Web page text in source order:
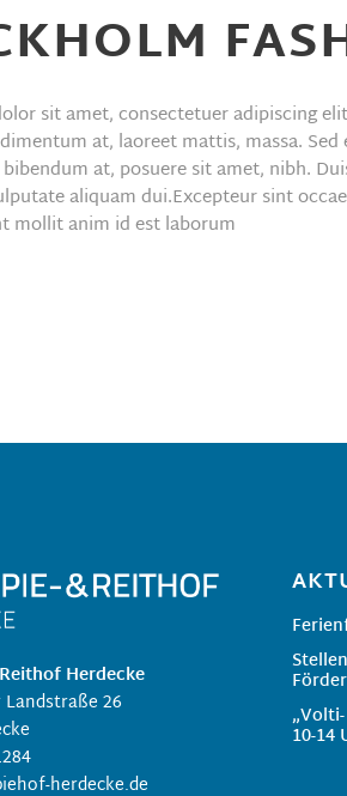
sit amet, consectetuer adipiscing
at, laoreet mattis, massa.
at, posuere sit amet, nibh.
aliquam dui.Excepteur sint
mollit anim id est laborum
Herdecke
26
herdecke.de
10-14